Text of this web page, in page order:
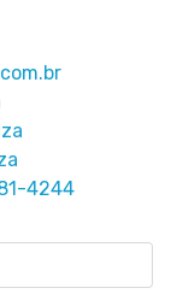
4244